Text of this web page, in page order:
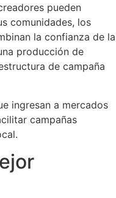
pueden
comunidades, los
la confianza de la
producción de
de campaña
ingresan a mercados
campañas